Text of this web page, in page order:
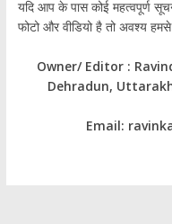
यदि आप के पास कोई महत्वपूर्ण
फोटो और वीडियो है तो अवश्य
Owner/ Editor :
Dehradun,
Email: